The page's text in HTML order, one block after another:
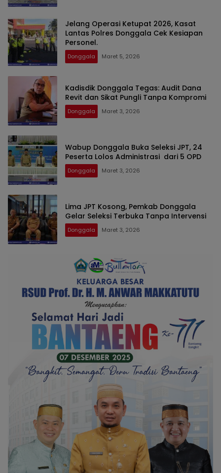
Jelang Operasi Ketupat 2026, Kasat
Lantas Polres Donggala Cek Kesiapan
Personel. ​
Donggala Maret 5, 2026
Kadisdik Donggala Tegas: Audit Dana
Revit dan Sikat Pungli Tanpa Kompromi
Donggala Maret 3, 2026
Wabup Donggala Buka Seleksi JPT, 24
Peserta Lolos Administrasi dari 5 OPD
Donggala Maret 3, 2026
Lima JPT Kosong, Pemkab Donggala
Gelar Seleksi Terbuka Tanpa Intervensi
Donggala Maret 3, 2026